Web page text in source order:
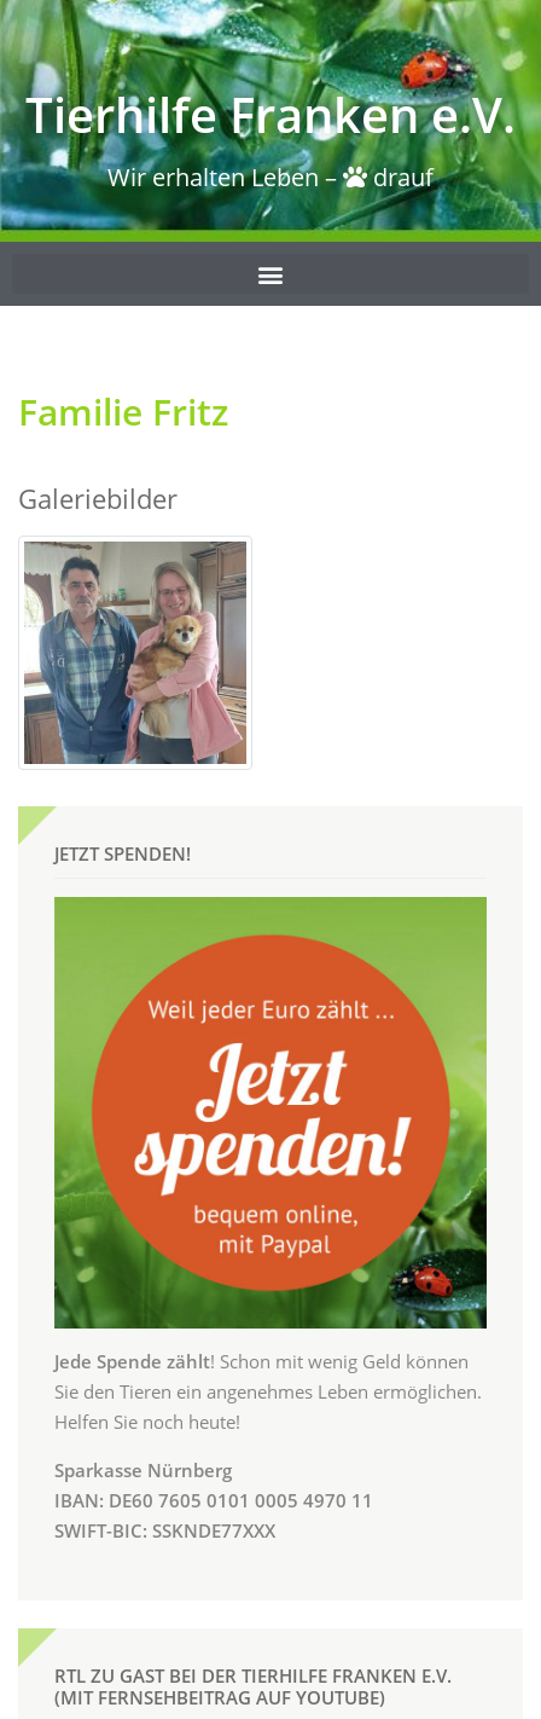
Tierhilfe Franken e.V.
Wir erhalten Leben – drauf
Familie Fritz
Galeriebilder
JETZT SPENDEN!
Jede Spende zählt! Schon mit wenig Geld können
Sie den Tieren ein angenehmes Leben ermöglichen.
Helfen Sie noch heute!
Sparkasse Nürnberg
IBAN: DE60 7605 0101 0005 4970 11
SWIFT-BIC: SSKNDE77XXX
RTL ZU GAST BEI DER TIERHILFE FRANKEN E.V.
(MIT FERNSEHBEITRAG AUF YOUTUBE)